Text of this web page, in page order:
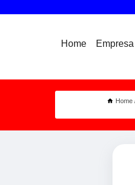
Home Empresa
Home